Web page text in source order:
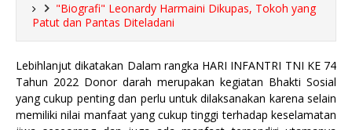
"Biografi" Leonardy Harmaini Dikupas, Tokoh yang
Patut dan Pantas Diteladani
Lebihlanjut dikatakan Dalam rangka HARI INFANTRI TNI KE 74
Tahun 2022 Donor darah merupakan kegiatan Bhakti Sosial
yang cukup penting dan perlu untuk dilaksanakan karena selain
memiliki nilai manfaat yang cukup tinggi terhadap keselamatan